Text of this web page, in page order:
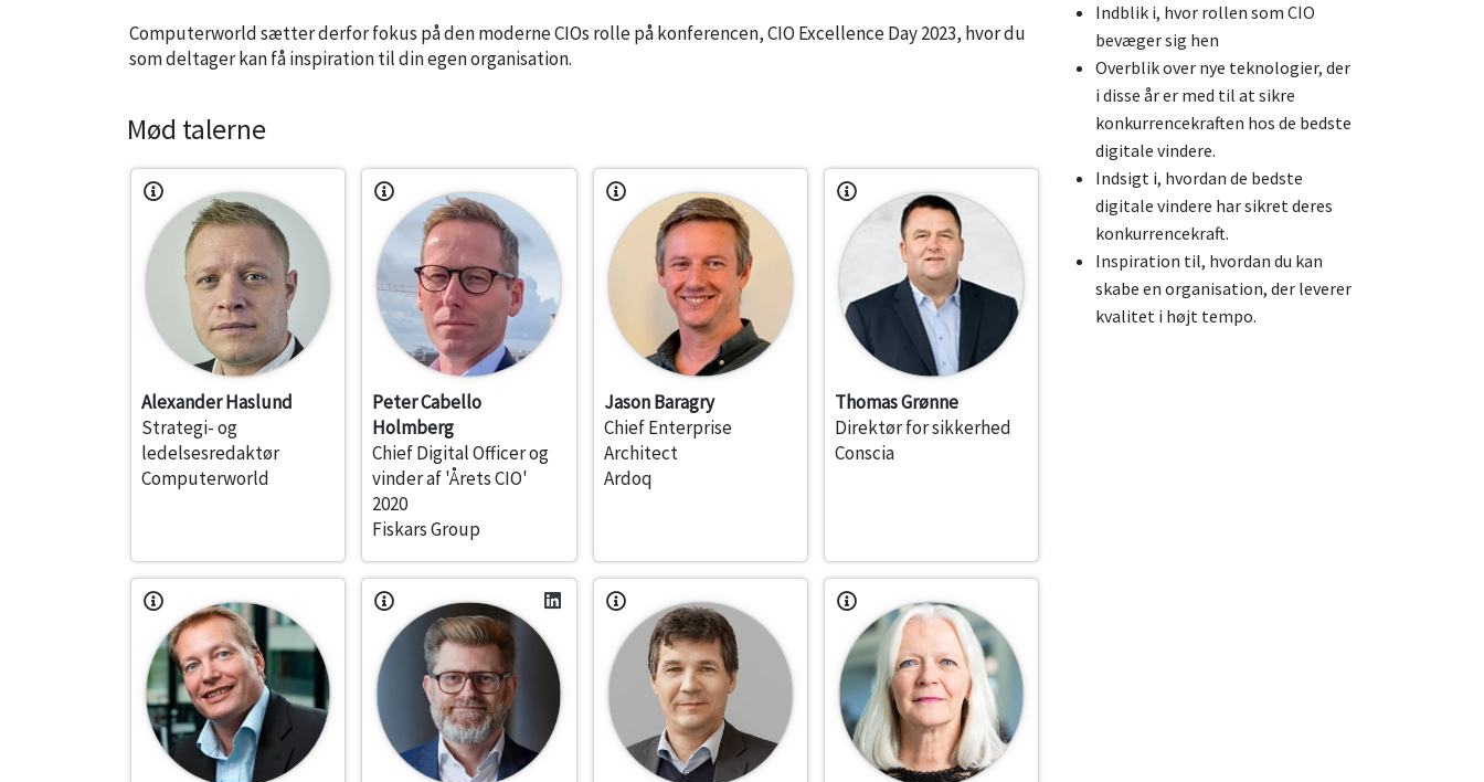
Computerworld sætter derfor fokus på den moderne CIOs rolle på konferencen, CIO Excellence Day 2023, hvor du
som deltager kan få inspiration til din egen organisation.
Mød talerne
Alexander Haslund
Strategi- og
ledelsesredaktør
Computerworld
Peter Cabello
Holmberg
Chief Digital Officer og
vinder af 'Årets CIO'
2020
Fiskars Group
Jason Baragry
Chief Enterprise
Architect
Ardoq
Thomas Grønne
Direktør for sikkerhed
Conscia
Indblik i, hvor rollen som CIO
bevæger sig hen
Overblik over nye teknologier, der
i disse år er med til at sikre
konkurrencekraften hos de bedste
digitale vindere.
Indsigt i, hvordan de bedste
digitale vindere har sikret deres
konkurrencekraft.
Inspiration til, hvordan du kan
skabe en organisation, der leverer
kvalitet i højt tempo.